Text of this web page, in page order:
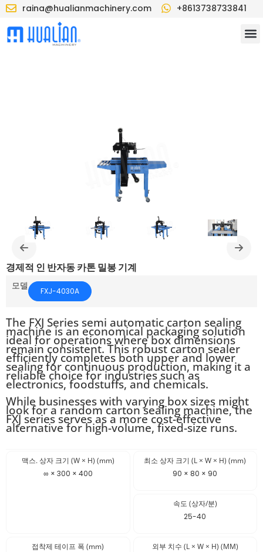
raina@hualianmachinery.com +8613738733841
경제적 인 반자동 카톤 밀봉 기계
모델 FXJ-4030A
The FXJ Series semi automatic carton sealing
machine is an economical packaging solution
ideal for operations where box dimensions
remain consistent. This robust carton sealer
efficiently completes both upper and lower
sealing for continuous production, making it a
reliable choice for industries such as
electronics, foodstuffs, and chemicals.
While businesses with varying box sizes might
look for a random carton sealing machine, the
FXJ series serves as a more cost-effective
alternative for high-volume, fixed-size runs.
맥스. 상자 크기 (W × H) (mm)
∞ × 300 × 400
최소 상자 크기 (L × W × H) (mm)
90 × 80 × 90
속도 (상자/분)
25-40
접착제 테이프 폭 (mm)
외부 치수 (L × W × H) (MM)